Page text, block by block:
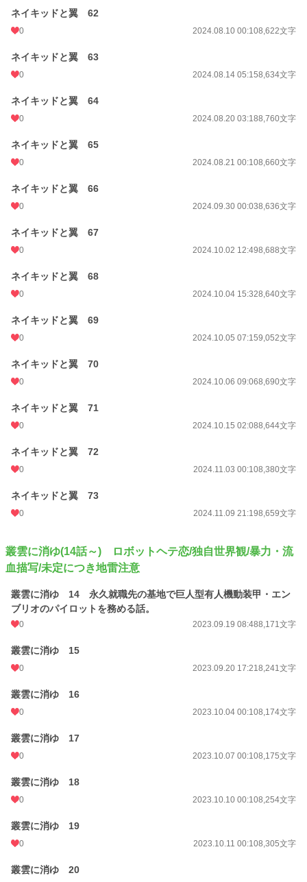
ネイキッドと翼 62
0 2024.08.10 00:108,622文字
ネイキッドと翼 63
0 2024.08.14 05:158,634文字
ネイキッドと翼 64
0 2024.08.20 03:188,760文字
ネイキッドと翼 65
0 2024.08.21 00:108,660文字
ネイキッドと翼 66
0 2024.09.30 00:038,636文字
ネイキッドと翼 67
0 2024.10.02 12:498,688文字
ネイキッドと翼 68
0 2024.10.04 15:328,640文字
ネイキッドと翼 69
0 2024.10.05 07:159,052文字
ネイキッドと翼 70
0 2024.10.06 09:068,690文字
ネイキッドと翼 71
0 2024.10.15 02:088,644文字
ネイキッドと翼 72
0 2024.11.03 00:108,380文字
ネイキッドと翼 73
0 2024.11.09 21:198,659文字
叢雲に消ゆ(14話～) ロボットヘテ恋/独自世界観/暴力・流
血描写/未定につき地雷注意
叢雲に消ゆ 14 永久就職先の基地で巨人型有人機動装甲・エン
ブリオのパイロットを務める話。
0 2023.09.19 08:488,171文字
叢雲に消ゆ 15
0 2023.09.20 17:218,241文字
叢雲に消ゆ 16
0 2023.10.04 00:108,174文字
叢雲に消ゆ 17
0 2023.10.07 00:108,175文字
叢雲に消ゆ 18
0 2023.10.10 00:108,254文字
叢雲に消ゆ 19
0 2023.10.11 00:108,305文字
叢雲に消ゆ 20